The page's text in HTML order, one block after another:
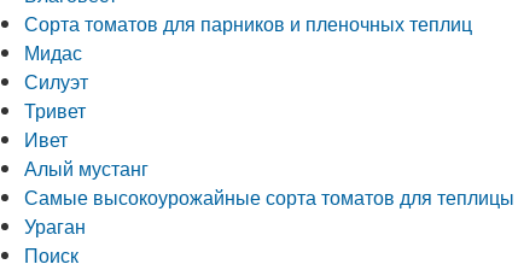
Сорта томатов для парников и пленочных теплиц
Мидас
Силуэт
Тривет
Ивет
Алый мустанг
Самые высокоурожайные сорта томатов для теплицы
Ураган
Поиск